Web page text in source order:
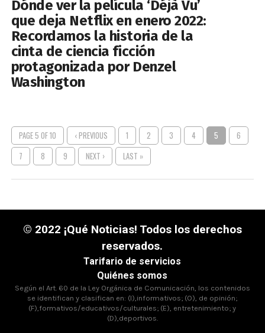
Dónde ver la película ‘Déjà Vu’
que deja Netflix en enero 2022:
Recordamos la historia de la
cinta de ciencia ficción
protagonizada por Denzel
Washington
PAGE 5 OF 10 ‹ PREVIOUS 1 2 3 4 5
6
7
8 9 NEXT › LAST »
© 2022 ¡Qué Noticias! Todos los derechos
reservados.
Tarifario de servicios
Quiénes somos
Según el Art. 60 de la Ley Orgánica de Comunicación, los contenidos
se identifican y clasifican en: (I),informativos; (O), de opinión;
(F),formativos/educativos/culturales; (E), entretenimiento; y
(D),deportivos.